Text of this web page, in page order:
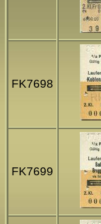
FK7698
FK7699